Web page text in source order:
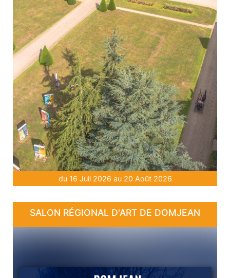
du 16 Juil 2026 au 20 Août 2026
SALON RÉGIONAL D'ART DE DOMJEAN